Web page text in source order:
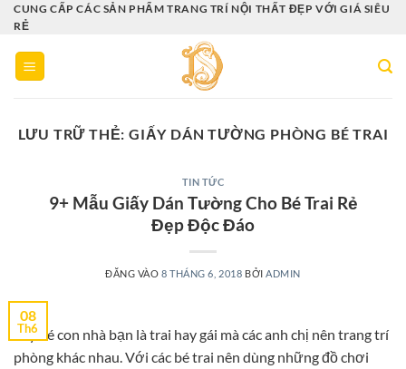
Bỏ
qua
nội
dung
CUNG CẤP CÁC SẢN PHẨM TRANG TRÍ NỘI THẤT ĐẸP VỚI GIÁ SIÊU
RẺ
LƯU TRỮ THẺ: GIẤY DÁN TƯỜNG PHÒNG BÉ TRAI
TIN TỨC
9+ Mẫu Giấy Dán Tường Cho Bé Trai Rẻ
Đẹp Độc Đáo
ĐĂNG VÀO 8 THÁNG 6, 2018 BỞI ADMIN
08
Th6
Tùy bé con nhà bạn là trai hay gái mà các anh chị nên trang trí
phòng khác nhau. Với các bé trai nên dùng những đồ chơi